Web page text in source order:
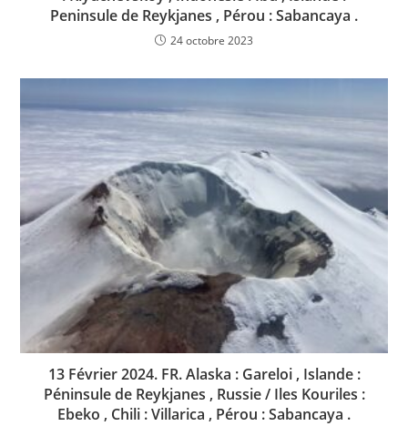
Peninsule de Reykjanes , Pérou : Sabancaya .
24 octobre 2023
13 Février 2024. FR. Alaska : Gareloi , Islande :
Péninsule de Reykjanes , Russie / Iles Kouriles :
Ebeko , Chili : Villarica , Pérou : Sabancaya .